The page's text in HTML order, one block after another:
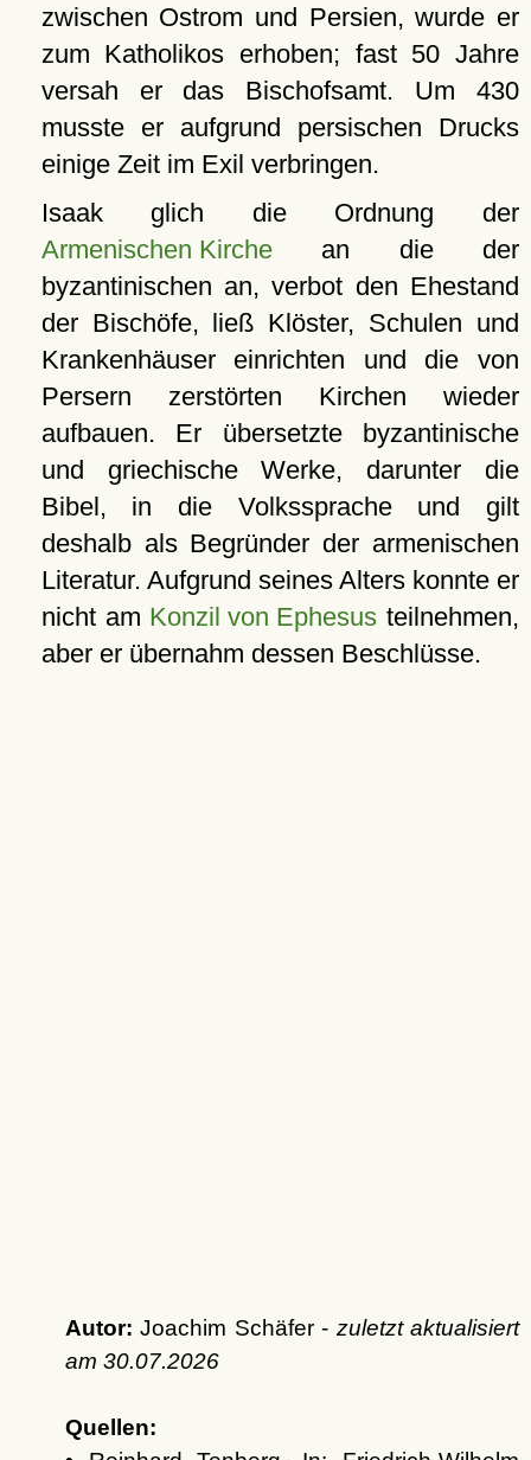
zwischen Ostrom und Persien, wurde er
zum Katholikos erhoben; fast 50 Jahre
versah er das Bischofsamt. Um 430
musste er aufgrund persischen Drucks
einige Zeit im Exil verbringen.
Isaak glich die Ordnung der
Armenischen Kirchean die der
byzantinischen an, verbot den Ehestand
der Bischöfe, ließ Klöster, Schulen und
Krankenhäuser einrichten und die von
Persern zerstörten Kirchen wieder
aufbauen. Er übersetzte byzantinische
und griechische Werke, darunter die
Bibel, in die Volkssprache und gilt
deshalb als Begründer der armenischen
Literatur. Aufgrund seines Alters konnte er
nicht am Konzil von Ephesus teilnehmen,
aber er übernahm dessen Beschlüsse.
Autor: Joachim Schäfer - zuletzt aktualisiert
am 30.07.2026
Quellen: